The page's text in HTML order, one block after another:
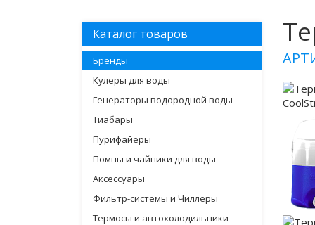
Каталог товаров
Бренды
Кулеры для воды
Генераторы водородной воды
Тиабары
Пурифайеры
Помпы и чайники для воды
Аксессуары
Фильтр-системы и Чиллеры
Термосы и автохолодильники